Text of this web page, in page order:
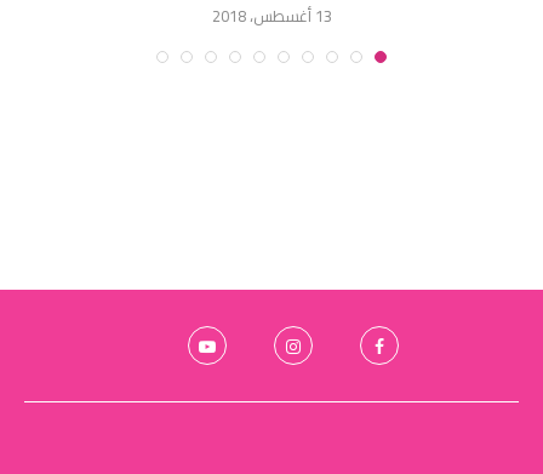
13 أغسطس، 2018